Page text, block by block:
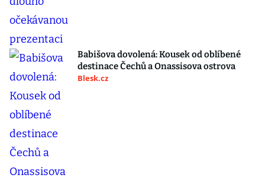
Babišova dovolená: Kousek od oblíbené
destinace Čechů a Onassisova ostrova
Blesk.cz